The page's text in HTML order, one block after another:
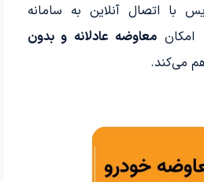
با اتصال آنلاین به سامانه
امکان معاوضه عادلانه و بدون
می‌کند.